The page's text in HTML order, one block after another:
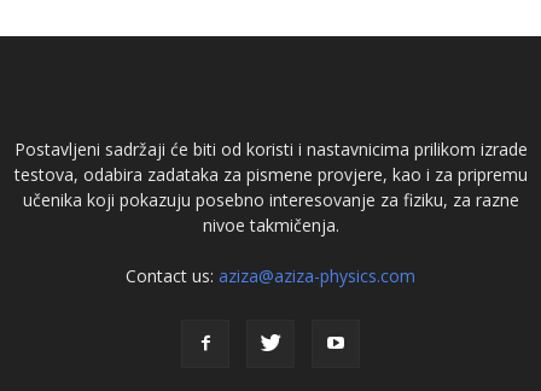
Postavljeni sadržaji će biti od koristi i nastavnicima prilikom izrade
testova, odabira zadataka za pismene provjere, kao i za pripremu
učenika koji pokazuju posebno interesovanje za fiziku, za razne
nivoe takmičenja.
Contact us: aziza@aziza-physics.com